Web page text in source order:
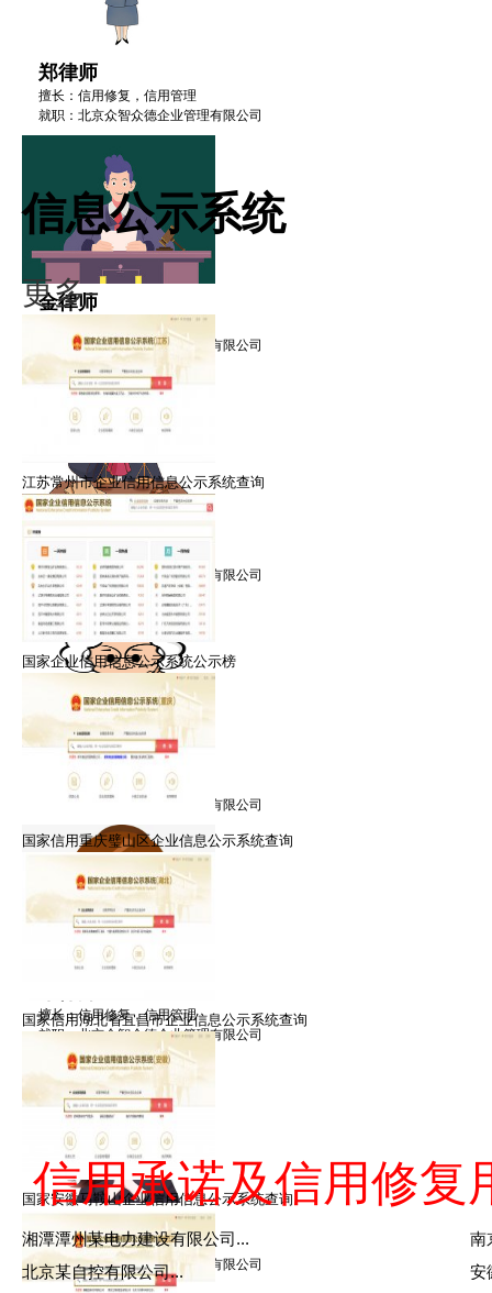
郑律师
擅长：信用修复，信用管理
就职：北京众智众德企业管理有限公司
金律师
擅长：信用修复，信用管理
就职：北京众智众德企业管理有限公司
禹律师
擅长：信用修复，信用管理
就职：北京众智众德企业管理有限公司
王律师
擅长：信用修复，信用管理
就职：北京众智众德企业管理有限公司
擅长：信用修复，信用管理
就职：北京众智众德企业管理有限公司
擅长：信用修复，信用管理
就职：北京众智众德企业管理有限公司
信息公示系统
更多·
江苏常州市企业信用信息公示系统查询
国家企业信用信息公示系统公示榜
国家信用重庆璧山区企业信息公示系统查询
国家信用湖北省宜昌市企业信息公示系统查询
国家安徽马鞍山企业信用信息公示系统查询
信用承诺及信用修复
湘潭潭州某电力建设有限公司...
南
北京某自控有限公司...
安